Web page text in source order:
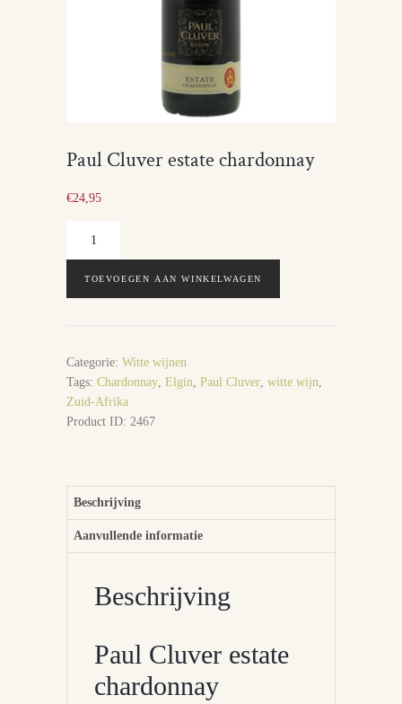
Paul Cluver estate chardonnay
€24,95
Cluver
TOEVOEGEN AAN WINKELWAGEN
Categorie: Witte wijnen
Tags: Chardonnay Elgin Paul Cluver witte wijn
Zuid-Afrika
Product ID: 2467
Beschrijving
Aanvullende informatie
Beschrijving
Paul Cluver estate
chardonnay